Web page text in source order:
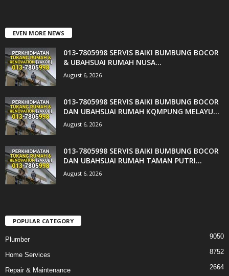
EVEN MORE NEWS
013-7805998 SERVIS BAIKI BUMBUNG BOCOR
& UBAHSUAI RUMAH NUSA...
August 6, 2026
013-7805998 SERVIS BAIKI BUMBUNG BOCOR
DAN UBAHSUAI RUMAH KQMPUNG MELAYU...
August 6, 2026
013-7805998 SERVIS BAIKI BUMBUNG BOCOR
DAN UBAHSUAI RUMAH TAMAN PUTRI...
August 6, 2026
POPULAR CATEGORY
Plumber 9050
Home Services 8752
Repair & Maintenance 2664